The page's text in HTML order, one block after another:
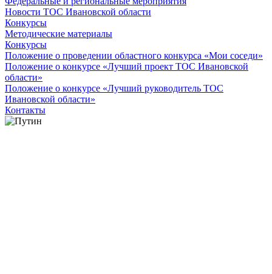
Новости ТОС Ивановской области
Конкурсы
Методические материалы
Конкурсы
Положение о проведении областного конкурса «Мои соседи»
Положение о конкурсе «Лучший проект ТОС Ивановской
области»
Положение о конкурсе «Лучший руководитель ТОС
Ивановской области»
Контакты